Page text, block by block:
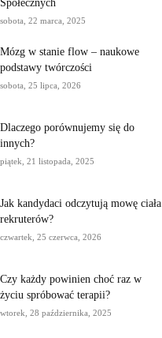
Społecznych
sobota, 22 marca, 2025
Mózg w stanie flow – naukowe
podstawy twórczości
sobota, 25 lipca, 2026
Dlaczego porównujemy się do
innych?
piątek, 21 listopada, 2025
Jak kandydaci odczytują mowę ciała
rekruterów?
czwartek, 25 czerwca, 2026
Czy każdy powinien choć raz w
życiu spróbować terapii?
wtorek, 28 października, 2025